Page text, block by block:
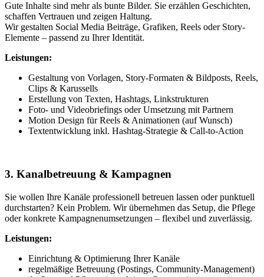
Gute Inhalte sind mehr als bunte Bilder. Sie erzählen Geschichten,
schaffen Vertrauen und zeigen Haltung.
Wir gestalten Social Media Beiträge, Grafiken, Reels oder Story-
Elemente – passend zu Ihrer Identität.
Leistungen:
Gestaltung von Vorlagen, Story-Formaten & Bildposts, Reels,
Clips & Karussells
Erstellung von Texten, Hashtags, Linkstrukturen
Foto- und Videobriefings oder Umsetzung mit Partnern
Motion Design für Reels & Animationen (auf Wunsch)
Textentwicklung inkl. Hashtag-Strategie & Call-to-Action
3. Kanalbetreuung & Kampagnen
Sie wollen Ihre Kanäle professionell betreuen lassen oder punktuell
durchstarten? Kein Problem. Wir übernehmen das Setup, die Pflege
oder konkrete Kampagnenumsetzungen – flexibel und zuverlässig.
Leistungen:
Einrichtung & Optimierung Ihrer Kanäle
regelmäßige Betreuung (Postings, Community-Management)